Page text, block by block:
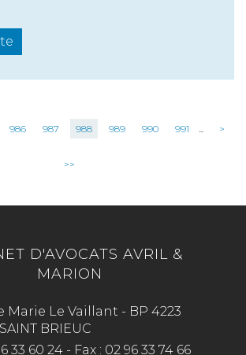
986 987 988 989 990 991 ... >
>>
D'AVOCATS AVRIL &
MARION
Marie Le Vaillant - BP 4223
BRIEUC
33 60 24 - Fax : 02 96 33 74 66